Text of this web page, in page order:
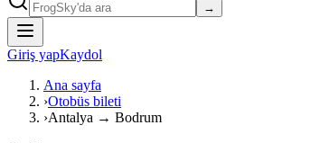
→
Giriş yapKaydol
Ana sayfa
›Otobüs bileti
›Antalya → Bodrum